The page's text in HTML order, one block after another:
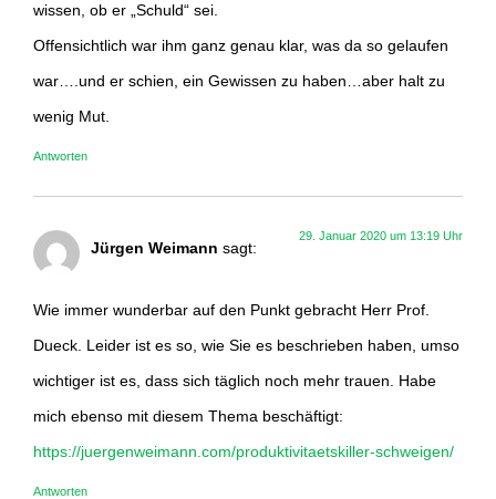
wissen, ob er „Schuld“ sei.
Offensichtlich war ihm ganz genau klar, was da so gelaufen
war….und er schien, ein Gewissen zu haben…aber halt zu
wenig Mut.
Antworten
Jürgen Weimann sagt:
29. Januar 2020 um 13:19 Uhr
Wie immer wunderbar auf den Punkt gebracht Herr Prof.
Dueck. Leider ist es so, wie Sie es beschrieben haben, umso
wichtiger ist es, dass sich täglich noch mehr trauen. Habe
mich ebenso mit diesem Thema beschäftigt:
https://juergenweimann.com/produktivitaetskiller-schweigen/
Antworten